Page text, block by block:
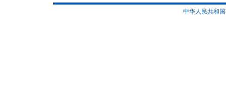
中华人民共和